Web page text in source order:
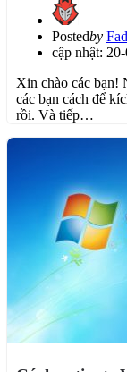
Postedby
cập nhật:
Xin chào các bạn!
các bạn cách để
rồi. Và tiếp…